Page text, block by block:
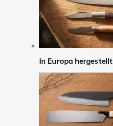
In Europa hergestellt